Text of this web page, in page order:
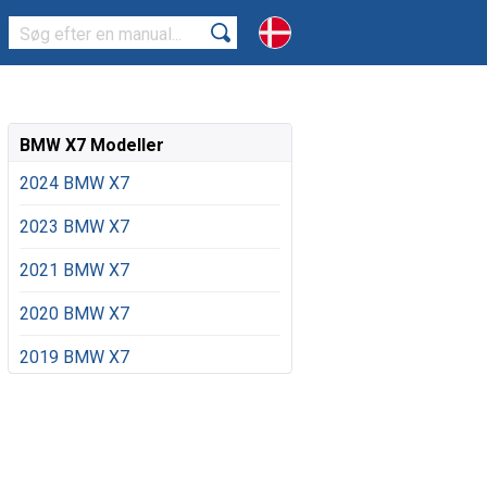
BMW X7 Modeller
2024 BMW X7
2023 BMW X7
2021 BMW X7
2020 BMW X7
2019 BMW X7